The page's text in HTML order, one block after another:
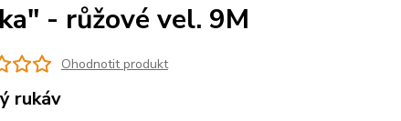
- růžové vel. 9M
Ohodnotit produkt
rukáv